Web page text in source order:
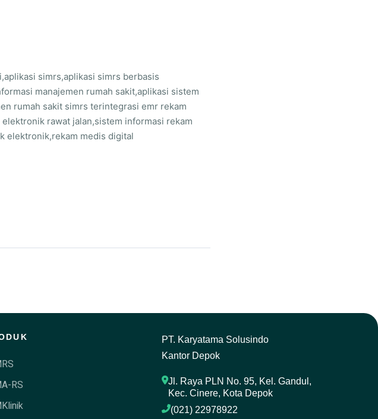
simrs,aplikasi simrs berbasis
manajemen rumah sakit,aplikasi sistem
rumah sakit simrs terintegrasi emr rekam
rawat jalan,sistem informasi rekam
elektronik,rekam medis digital
RS
PT. Karyatama Solusindo
Kantor Depok
Jl. Raya PLN No. 95, Kel. Gandul,
Kec. Cinere, Kota Depok
(021) 22978922